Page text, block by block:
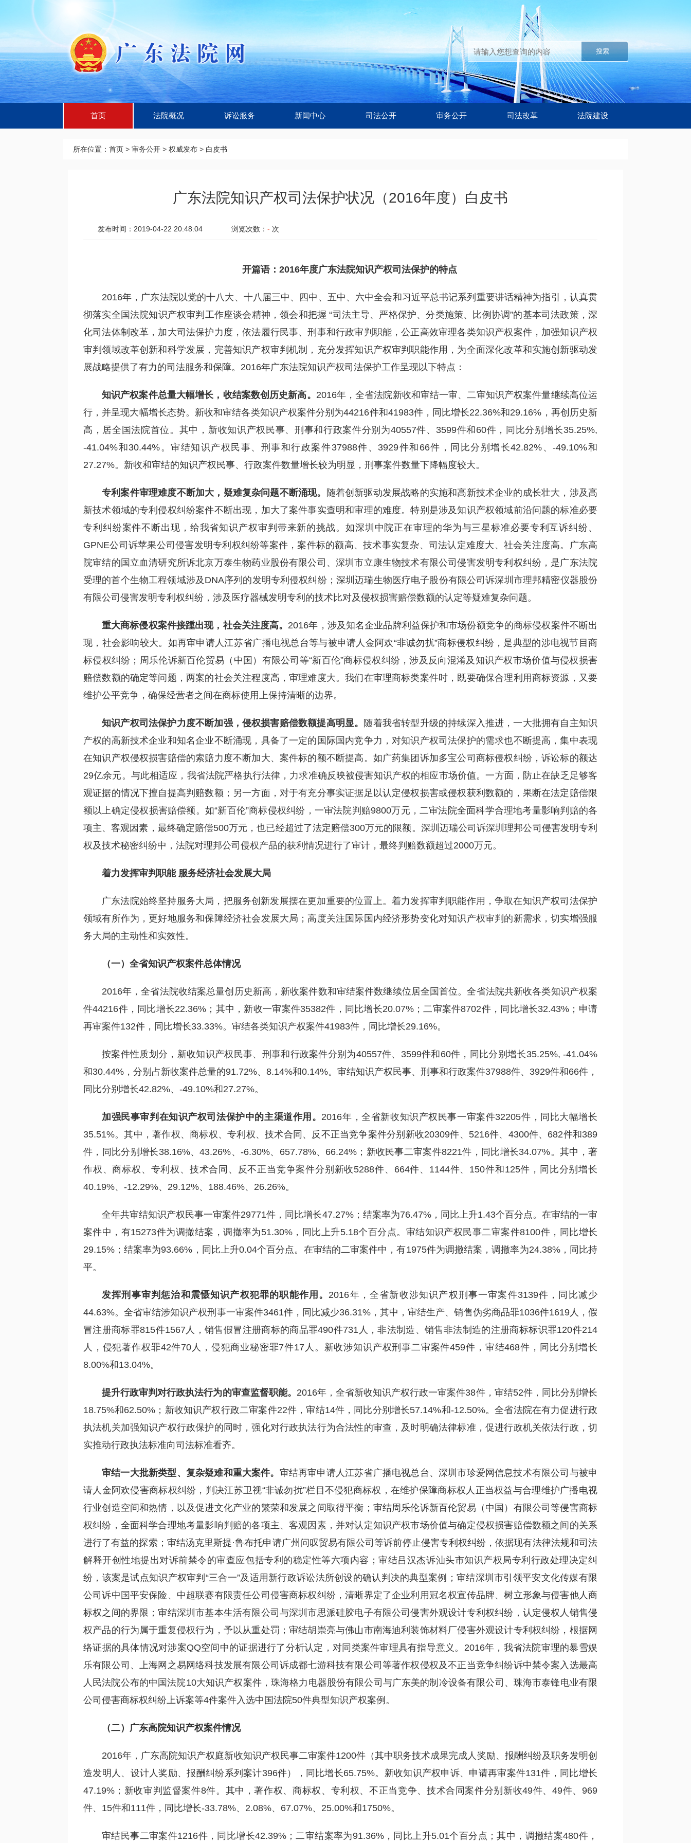
搜索
首页 法院概况 诉讼服务 新闻中心 司法公开 审务公开 司法改革 法院建设
所在位置： 首页 > 审务公开 > 权威发布 > 白皮书
广东法院知识产权司法保护状况（2016年度）白皮书
发布时间：2019-04-22 20:48:04 浏览次数： - 次
开篇语：2016年度广东法院知识产权司法保护的特点
2016年，广东法院以党的十八大、十八届三中、四中、五中、六中全会和习近平总书记系列重要讲话精神为指引，认真贯
彻落实全国法院知识产权审判工作座谈会精神，领会和把握 “司法主导、严格保护、分类施策、比例协调”的基本司法政策，深
化司法体制改革，加大司法保护力度，依法履行民事、刑事和行政审判职能，公正高效审理各类知识产权案件，加强知识产权
审判领域改革创新和科学发展，完善知识产权审判机制，充分发挥知识产权审判职能作用，为全面深化改革和实施创新驱动发
展战略提供了有力的司法服务和保障。2016年广东法院知识产权司法保护工作呈现以下特点：
知识产权案件总量大幅增长，收结案数创历史新高。 2016年，全省法院新收和审结一审、二审知识产权案件量继续高位运
行，并呈现大幅增长态势。新收和审结各类知识产权案件分别为44216件和41983件，同比增长22.36%和29.16%，再创历史新
高，居全国法院首位。其中，新收知识产权民事、刑事和行政案件分别为40557件、3599件和60件，同比分别增长35.25%,
-41.04%和30.44%。审结知识产权民事、刑事和行政案件37988件、3929件和66件，同比分别增长42.82%、-49.10%和
27.27%。新收和审结的知识产权民事、行政案件数量增长较为明显，刑事案件数量下降幅度较大。
专利案件审理难度不断加大，疑难复杂问题不断涌现。
随着创新驱动发展战略的实施和高新技术企业的成长壮大，涉及高
新技术领域的专利侵权纠纷案件不断出现，加大了案件事实查明和审理的难度。特别是涉及知识产权领域前沿问题的标准必要
专利纠纷案件不断出现，给我省知识产权审判带来新的挑战。如深圳中院正在审理的华为与三星标准必要专利互诉纠纷、
GPNE公司诉苹果公司侵害发明专利权纠纷等案件，案件标的额高、技术事实复杂、司法认定难度大、社会关注度高。广东高
院审结的国立血清研究所诉北京万泰生物药业股份有限公司、深圳市立康生物技术有限公司侵害发明专利权纠纷，是广东法院
受理的首个生物工程领域涉及DNA序列的发明专利侵权纠纷；深圳迈瑞生物医疗电子股份有限公司诉深圳市理邦精密仪器股份
有限公司侵害发明专利权纠纷，涉及医疗器械发明专利的技术比对及侵权损害赔偿数额的认定等疑难复杂问题。
重大商标侵权案件接踵出现，社会关注度高。 2016年，涉及知名企业品牌利益保护和市场份额竞争的商标侵权案件不断出
现，社会影响较大。如再审申请人江苏省广播电视总台等与被申请人金阿欢“非诚勿扰”商标侵权纠纷，是典型的涉电视节目商
标侵权纠纷；周乐伦诉新百伦贸易（中国）有限公司等“新百伦”商标侵权纠纷，涉及反向混淆及知识产权市场价值与侵权损害
赔偿数额的确定等问题，两案的社会关注程度高，审理难度大。我们在审理商标类案件时，既要确保合理利用商标资源，又要
维护公平竞争，确保经营者之间在商标使用上保持清晰的边界。
知识产权司法保护力度不断加强，侵权损害赔偿数额提高明显。 随着我省转型升级的持续深入推进，一大批拥有自主知识
产权的高新技术企业和知名企业不断涌现，具备了一定的国际国内竞争力，对知识产权司法保护的需求也不断提高，集中表现
在知识产权侵权损害赔偿的索赔力度不断加大、案件标的额不断提高。如广药集团诉加多宝公司商标侵权纠纷，诉讼标的额达
29亿余元。与此相适应，我省法院严格执行法律，力求准确反映被侵害知识产权的相应市场价值。一方面，防止在缺乏足够客
观证据的情况下擅自提高判赔数额；另一方面，对于有充分事实证据足以认定侵权损害或侵权获利数额的，果断在法定赔偿限
额以上确定侵权损害赔偿额。如“新百伦”商标侵权纠纷，一审法院判赔9800万元，二审法院全面科学合理地考量影响判赔的各
项主、客观因素，最终确定赔偿500万元，也已经超过了法定赔偿300万元的限额。深圳迈瑞公司诉深圳理邦公司侵害发明专利
权及技术秘密纠纷中，法院对理邦公司侵权产品的获利情况进行了审计，最终判赔数额超过2000万元。
着力发挥审判职能 服务经济社会发展大局
广东法院始终坚持服务大局，把服务创新发展摆在更加重要的位置上。着力发挥审判职能作用，争取在知识产权司法保护
领域有所作为，更好地服务和保障经济社会发展大局；高度关注国际国内经济形势变化对知识产权审判的新需求，切实增强服
务大局的主动性和实效性。
（一） 全省知识产权案件总体情况
2016年，全省法院收结案总量创历史新高，新收案件数和审结案件数继续位居全国首位。全省法院共新收各类知识产权案
件44216件，同比增长22.36%；其中，新收一审案件35382件，同比增长20.07%；二审案件8702件，同比增长32.43%；申请
再审案件132件，同比增长33.33%。审结各类知识产权案件41983件，同比增长29.16%。
按案件性质划分，新收知识产权民事、刑事和行政案件分别为40557件、3599件和60件，同比分别增长35.25%, -41.04%
和30.44%，分别占新收案件总量的91.72%、8.14%和0.14%。审结知识产权民事、刑事和行政案件37988件、3929件和66件，
同比分别增长42.82%、-49.10%和27.27%。
加强民事审判在知识产权司法保护中的主渠道作用。 2016年，全省新收知识产权民事一审案件32205件，同比大幅增长
35.51%。其中，著作权、商标权、专利权、技术合同、反不正当竞争案件分别新收20309件、5216件、4300件、682件和389
件，同比分别增长38.16%、43.26%、-6.30%、657.78%、66.24%；新收民事二审案件8221件，同比增长34.07%。其中，著
作权、商标权、专利权、技术合同、反不正当竞争案件分别新收5288件、664件、1144件、150件和125件，同比分别增长
40.19%、-12.29%、29.12%、188.46%、26.26%。
全年共审结知识产权民事一审案件29771件，同比增长47.27%；结案率为76.47%，同比上升1.43个百分点。在审结的一审
案件中，有15273件为调撤结案，调撤率为51.30%，同比上升5.18个百分点。审结知识产权民事二审案件8100件，同比增长
29.15%；结案率为93.66%，同比上升0.04个百分点。在审结的二审案件中，有1975件为调撤结案，调撤率为24.38%，同比持
平。
发挥刑事审判惩治和震慑知识产权犯罪的职能作用。 2016年，全省新收涉知识产权刑事一审案件3139件，同比减少
44.63%。全省审结涉知识产权刑事一审案件3461件，同比减少36.31%，其中，审结生产、销售伪劣商品罪1036件1619人，假
冒注册商标罪815件1567人，销售假冒注册商标的商品罪490件731人，非法制造、销售非法制造的注册商标标识罪120件214
人，侵犯著作权罪42件70人，侵犯商业秘密罪7件17人。新收涉知识产权刑事二审案件459件，审结468件，同比分别增长
8.00%和13.04%。
提升行政审判对行政执法行为的审查监督职能。 2016年，全省新收知识产权行政一审案件38件，审结52件，同比分别增长
18.75%和62.50%；新收知识产权行政二审案件22件，审结14件，同比分别增长57.14%和-12.50%。全省法院在有力促进行政
执法机关加强知识产权行政保护的同时，强化对行政执法行为合法性的审查，及时明确法律标准，促进行政机关依法行政，切
实推动行政执法标准向司法标准看齐。
审结一大批新类型、复杂疑难和重大案件。 审结再审申请人江苏省广播电视总台、深圳市珍爱网信息技术有限公司与被申
请人金阿欢侵害商标权纠纷，判决江苏卫视“非诚勿扰”栏目不侵犯商标权，在维护保障商标权人正当权益与合理维护广播电视
行业创造空间和热情，以及促进文化产业的繁荣和发展之间取得平衡；审结周乐伦诉新百伦贸易（中国）有限公司等侵害商标
权纠纷，全面科学合理地考量影响判赔的各项主、客观因素，并对认定知识产权市场价值与确定侵权损害赔偿数额之间的关系
进行了有益的探索；审结汤克里斯提·鲁布托申请广州问叹贸易有限公司等诉前停止侵害专利权纠纷，依据现有法律法规和司法
解释开创性地提出对诉前禁令的审查应包括专利的稳定性等六项内容；审结吕汉杰诉汕头市知识产权局专利行政处理决定纠
纷，该案是试点知识产权审判“三合一”及适用新行政诉讼法所创设的确认判决的典型案例；审结深圳市引领平安文化传媒有限
公司诉中国平安保险、中超联赛有限责任公司侵害商标权纠纷，清晰界定了企业利用冠名权宣传品牌、树立形象与侵害他人商
标权之间的界限；审结深圳市基本生活有限公司与深圳市思派硅胶电子有限公司侵害外观设计专利权纠纷，认定侵权人销售侵
权产品的行为属于重复侵权行为，予以从重处罚；审结胡崇亮与佛山市南海迪利装饰材料厂侵害外观设计专利权纠纷，根据网
络证据的具体情况对涉案QQ空间中的证据进行了分析认定，对同类案件审理具有指导意义。2016年，我省法院审理的暴雪娱
乐有限公司、上海网之易网络科技发展有限公司诉成都七游科技有限公司等著作权侵权及不正当竞争纠纷诉中禁令案入选最高
人民法院公布的中国法院10大知识产权案件，珠海格力电器股份有限公司与广东美的制冷设备有限公司、珠海市泰锋电业有限
公司侵害商标权纠纷上诉案等4件案件入选中国法院50件典型知识产权案例。
（二） 广东高院知识产权案件情况
2016年，广东高院知识产权庭新收知识产权民事二审案件1200件（其中职务技术成果完成人奖励、报酬纠纷及职务发明创
造发明人、设计人奖励、报酬纠纷系列案计396件），同比增长65.75%。新收知识产权申诉、申请再审案件131件，同比增长
47.19%；新收审判监督案件8件。其中，著作权、商标权、专利权、不正当竞争、技术合同案件分别新收49件、49件、969
件、15件和111件，同比增长-33.78%、2.08%、67.07%、25.00%和1750%。
审结民事二审案件1216件，同比增长42.39%；二审结案率为91.36%，同比上升5.01个百分点；其中，调撤结案480件，